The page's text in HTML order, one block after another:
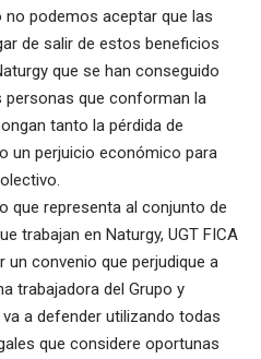
no podemos aceptar que las
de salir de estos beneficios
que se han conseguido
personas que conforman la
tanto la pérdida de
un perjuicio económico para
que representa al conjunto de
trabajan en Naturgy, UGT FICA
un convenio que perjudique a
trabajadora del Grupo y
a defender utilizando todas
que considere oportunas